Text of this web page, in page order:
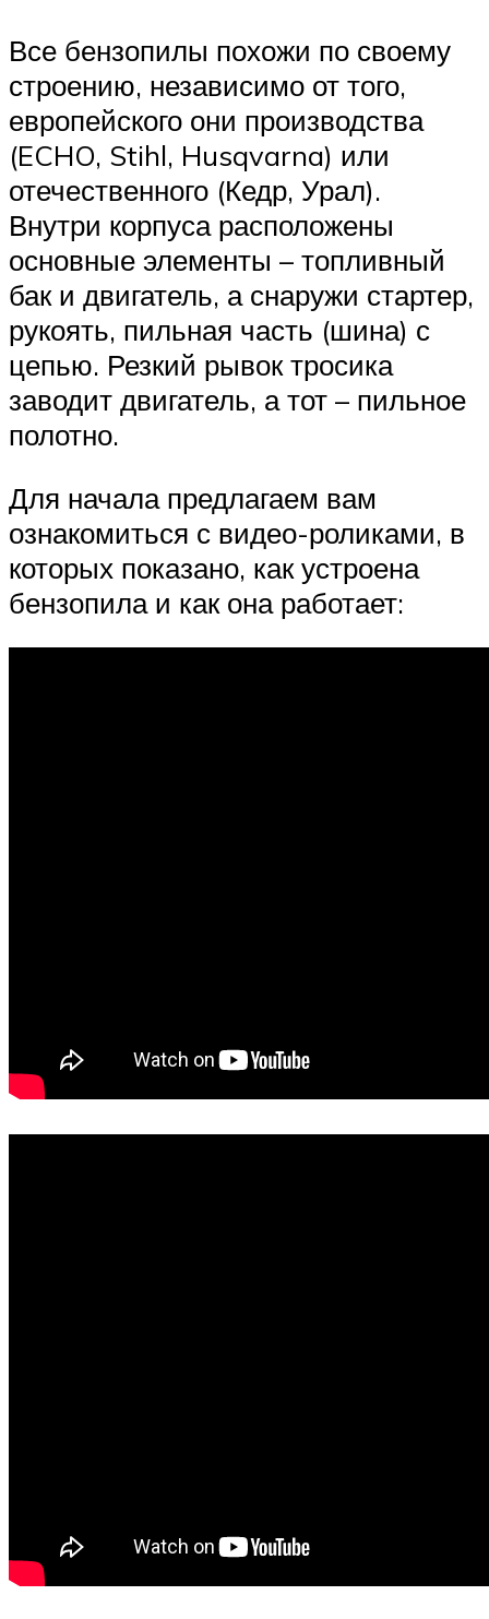
Все бензопилы похожи по своему
строению, независимо от того,
европейского они производства
(ECHO, Stihl, Husqvarna) или
отечественного (Кедр, Урал).
Внутри корпуса расположены
основные элементы – топливный
бак и двигатель, а снаружи стартер,
рукоять, пильная часть (шина) с
цепью. Резкий рывок тросика
заводит двигатель, а тот – пильное
полотно.
Для начала предлагаем вам
ознакомиться с видео-роликами, в
которых показано, как устроена
бензопила и как она работает: